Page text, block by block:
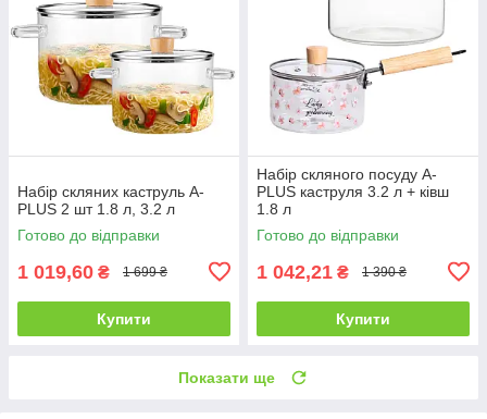
Набір скляних каструль A-
PLUS 2 шт 1.8 л, 3.2 л
Готово до відправки
1 019,60 ₴ 1 699 ₴
Купити
Набір скляного посуду A-
PLUS каструля 3.2 л + ківш
1.8 л
Готово до відправки
1 042,21 ₴ 1 390 ₴
Купити
Показати ще